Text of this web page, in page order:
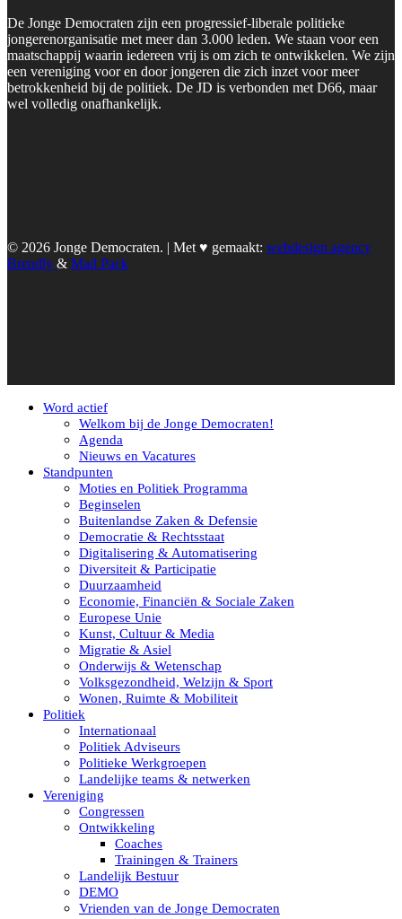
De Jonge Democraten zijn een progressief-liberale politieke
jongerenorganisatie met meer dan 3.000 leden. We staan voor een
maatschappij waarin iedereen vrij is om zich te ontwikkelen. We zijn
een vereniging voor en door jongeren die zich inzet voor meer
betrokkenheid bij de politiek. De JD is verbonden met D66, maar
wel volledig onafhankelijk.
© 2026 Jonge Democraten. | Met ♥︎ gemaakt: webdesign agency
Brendly & Mad Pack
Word actief
Welkom bij de Jonge Democraten!
Agenda
Nieuws en Vacatures
Standpunten
Moties en Politiek Programma
Beginselen
Buitenlandse Zaken & Defensie
Democratie & Rechtsstaat
Digitalisering & Automatisering
Diversiteit & Participatie
Duurzaamheid
Economie, Financiën & Sociale Zaken
Europese Unie
Kunst, Cultuur & Media
Migratie & Asiel
Onderwijs & Wetenschap
Volksgezondheid, Welzijn & Sport
Wonen, Ruimte & Mobiliteit
Politiek
Internationaal
Politiek Adviseurs
Politieke Werkgroepen
Landelijke teams & netwerken
Vereniging
Congressen
Ontwikkeling
Coaches
Trainingen & Trainers
Landelijk Bestuur
DEMO
Vrienden van de Jonge Democraten